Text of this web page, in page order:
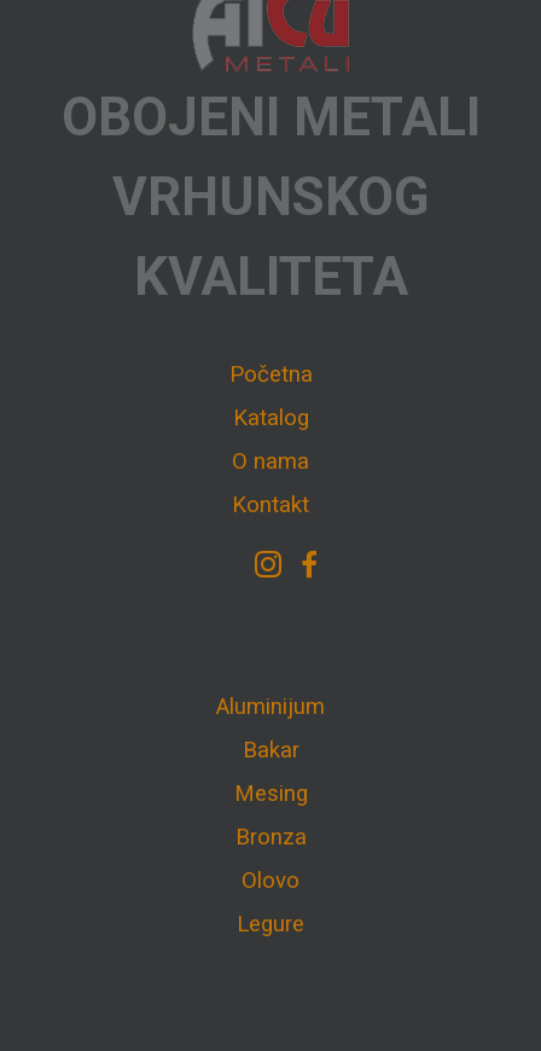
OBOJENI METALI
VRHUNSKOG
KVALITETA
Početna
Katalog
O nama
Kontakt
Aluminijum
Bakar
Mesing
Bronza
Olovo
Legure